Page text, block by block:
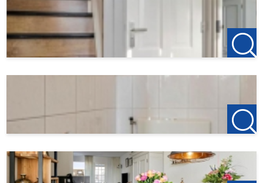
- Tussenwoning
- Vier slaapkamers
- Instapklaar
- Tuin met overkapping
huurprijs: € 1950,- excl. gebruikerslasten